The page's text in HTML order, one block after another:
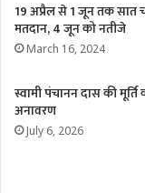
19 अप्रैल से 1 जून तक सात
मतदान, 4 जून को नतीजे
March 16, 2024
स्वामी पंचानन दास की मूर्ति
अनावरण
July 6, 2026